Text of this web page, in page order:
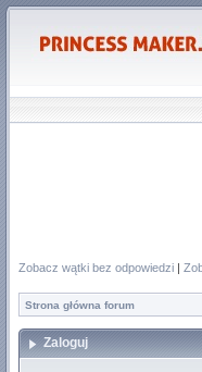
Zobacz wątki bez odpowiedzi |
Strona główna forum
Zaloguj